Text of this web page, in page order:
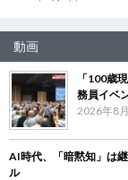
動画
「100歳
務員イベ
2026年8
AI時代、「暗黙知」は
ル